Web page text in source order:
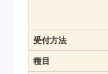
受付方法
種目